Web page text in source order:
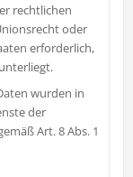
rechtlichen
oder
erforderlich,
wurden in
der
Art. 8 Abs. 1